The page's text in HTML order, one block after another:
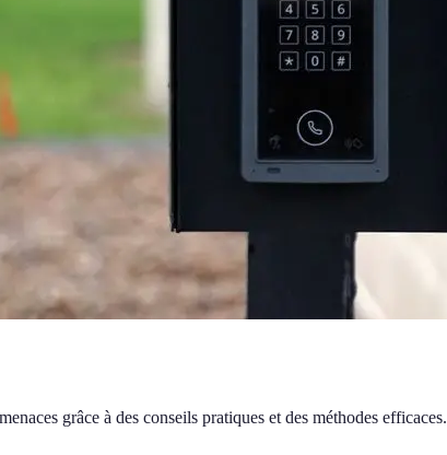
grâce à des conseils pratiques et des méthodes efficaces.